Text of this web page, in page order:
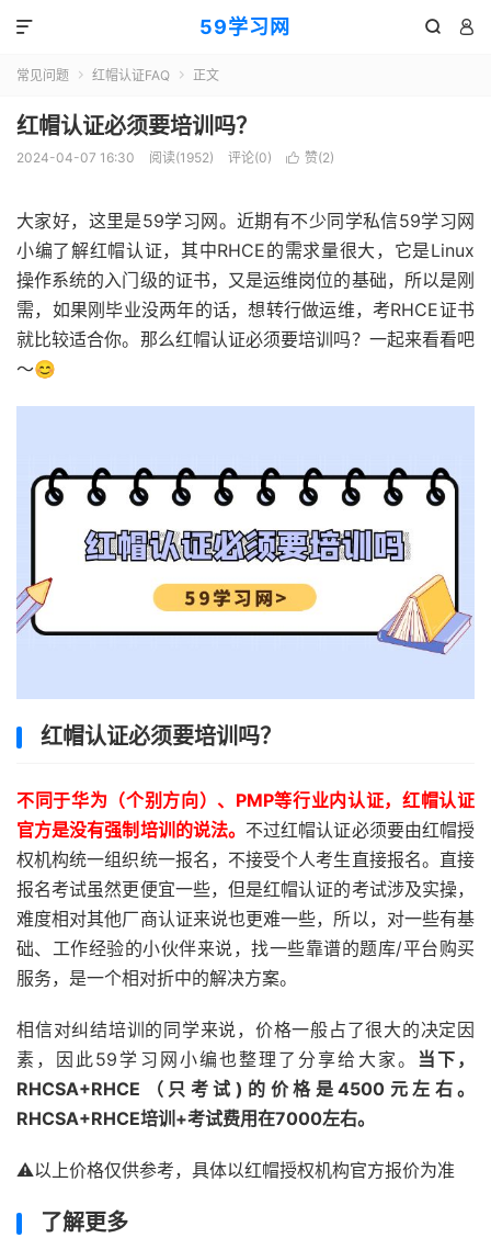
59学习网  

常见问题  红帽认证FAQ  正文
红帽认证必须要培训吗？
2024-04-07 16:30 阅读(1952) 评论(0)  赞(2)
大家好，这里是59学习网。近期有不少同学私信59学习网
小编了解红帽认证，其中RHCE的需求量很大，它是Linux
操作系统的入门级的证书，又是运维岗位的基础，所以是刚
需，如果刚毕业没两年的话，想转行做运维，考RHCE证书
就比较适合你。那么红帽认证必须要培训吗？一起来看看吧
～😊
红帽认证必须要培训吗？
不同于华为（个别方向）、PMP等行业内认证，红帽认证
官方是没有强制培训的说法。 不过红帽认证必须要由红帽授
权机构统一组织统一报名，不接受个人考生直接报名。直接
报名考试虽然更便宜一些，但是红帽认证的考试涉及实操，
难度相对其他厂商认证来说也更难一些，所以，对一些有基
础、工作经验的小伙伴来说，找一些靠谱的题库/平台购买
服务，是一个相对折中的解决方案。
相信对纠结培训的同学来说，价格一般占了很大的决定因
素，因此59学习网小编也整理了分享给大家。
当下，
RHCSA+RHCE（只考试)的价格是4500元左右。
RHCSA+RHCE培训+考试费用在7000左右。
⚠️以上价格仅供参考，具体以红帽授权机构官方报价为准
了解更多